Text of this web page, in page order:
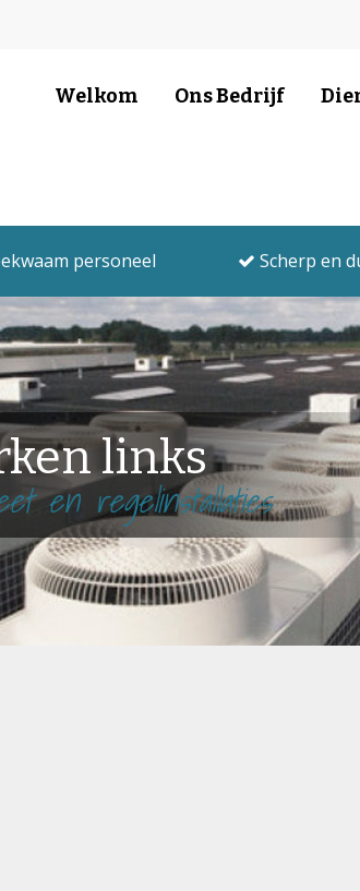
Welkom Ons Bedrijf
personeel Scherp en
links
en regelinstallaties